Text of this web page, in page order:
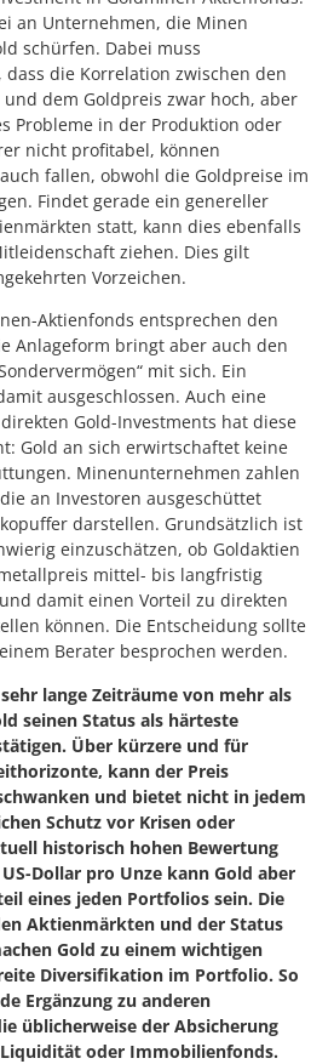
an Unternehmen, die Minen
schürfen. Dabei muss
die Korrelation zwischen den
dem Goldpreis zwar hoch, aber
Probleme in der Produktion oder
nicht profitabel, können
fallen, obwohl die Goldpreise im
Findet gerade ein genereller
statt, kann dies ebenfalls
ziehen. Dies gilt
Vorzeichen.
Aktienfonds entsprechen den
Anlageform bringt aber auch den
mit sich. Ein
ausgeschlossen. Auch eine
Gold-Investments hat diese
Gold an sich erwirtschaftet keine
Minenunternehmen zahlen
an Investoren ausgeschüttet
darstellen. Grundsätzlich ist
einzuschätzen, ob Goldaktien
mittel- bis langfristig
damit einen Vorteil zu direkten
können. Die Entscheidung sollte
Berater besprochen werden.
lange Zeiträume von mehr als
seinen Status als härteste
Über kürzere und für
kann der Preis
und bietet nicht in jedem
Schutz vor Krisen oder
historisch hohen Bewertung
Dollar pro Unze kann Gold aber
eines jeden Portfolios sein. Die
Aktienmärkten und der Status
Gold zu einem wichtigen
Diversifikation im Portfolio. So
Ergänzung zu anderen
üblicherweise der Absicherung
oder Immobilienfonds.